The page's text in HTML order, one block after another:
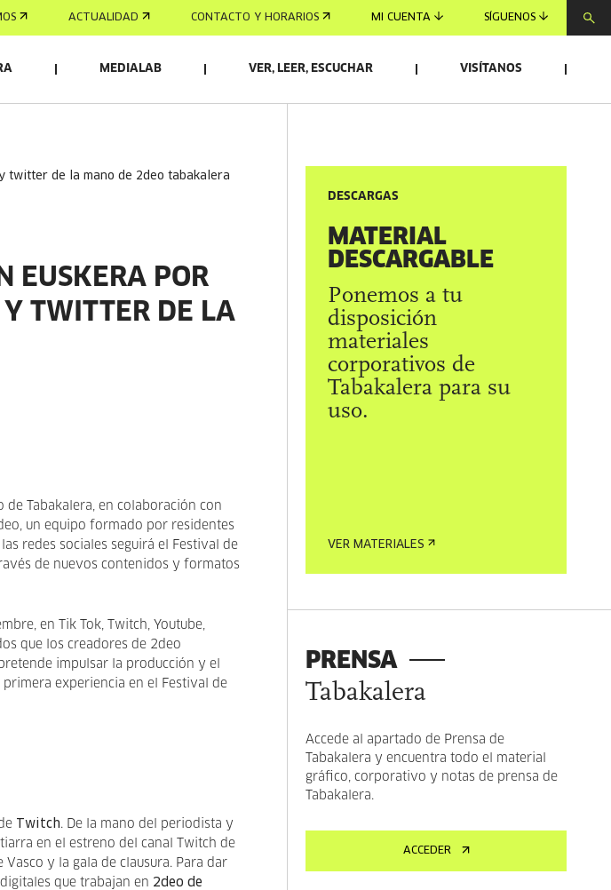
ACTUALIDAD CONTACTO Y HORARIOS MI CUENTA SÍGUENOS
MEDIALAB VER, LEER, ESCUCHAR VISÍTANOS
twitter de la mano de 2deo tabakalera
EUSKERA POR
TWITTER DE LA
Tabakalera, en colaboración con
un equipo formado por residentes
redes sociales seguirá el Festival de
de nuevos contenidos y formatos
en Tik Tok, Twitch, Youtube,
que los creadores de 2deo
impulsar la producción y el
experiencia en el Festival de
Twitch. De la mano del periodista y
en el estreno del canal Twitch de
y la gala de clausura. Para dar
que trabajan en 2deo de
DESCARGAS
MATERIAL
DESCARGABLE
Ponemos a tu
disposición
materiales
corporativos de
Tabakalera para su
uso.
VER MATERIALES
PRENSA
Tabakalera
Accede al apartado de Prensa de
Tabakalera y encuentra todo el material
gráfico, corporativo y notas de prensa de
Tabakalera.
ACCEDER